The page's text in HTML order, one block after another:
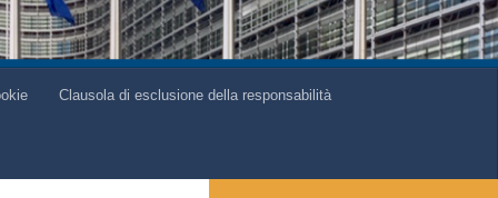
Clausola di esclusione della responsabilità